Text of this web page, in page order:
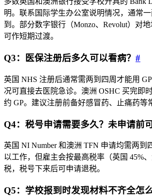
明。联系国际学生办公室说明情况，通常
到。部分数字银行（Monzo、Revolut）对地
可作短期过渡。
Q3：医保注册后多久可以看病？ #
英国 NHS 注册后通常需两到四周才能用
况可直接去医院急诊。澳洲 OSHC 买完即
约 GP。建议注册前备好感冒药、止痛药等
Q4：税号申请需要多久？未申请前
英国 NI Number 和澳洲 TFN 申请均需两到
以工作，但雇主会按最高税率（英国 45%
税，税号下来后可申请退税。
Q5：学校报到时发现材料不齐全怎